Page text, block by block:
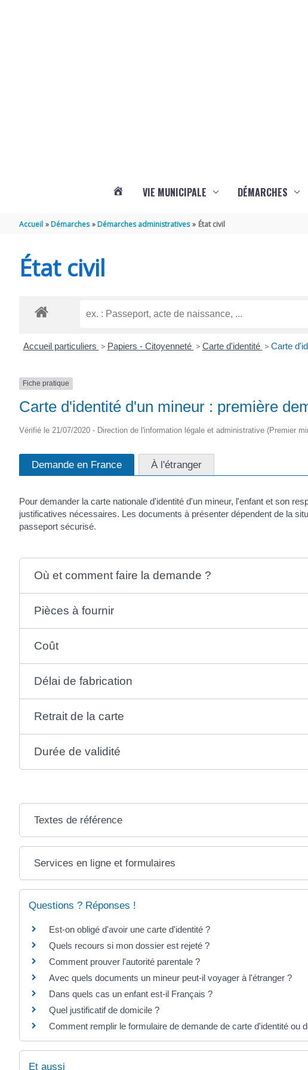
VIE MUNICIPALE DÉMARCHES
Accueil Démarches Démarches administratives État civil
État civil
Accueil particuliers > Papiers - Citoyenneté > Carte d'identité > Carte
Fiche pratique
Carte d'identité d'un mineur : première
Vérifié le 21/07/2020 - Direction de l'information légale et administrative (Premier
Demande en France À l'étranger
Pour demander la carte nationale d'identité d'un mineur, l'enfant et son
justificatives nécessaires. Les documents à présenter dépendent de la
passeport sécurisé.
Où et comment faire la demande ?
Pièces à fournir
Coût
Délai de fabrication
Retrait de la carte
Durée de validité
Textes de référence
Services en ligne et formulaires
Questions ? Réponses !
Est-on obligé d'avoir une carte d'identité ?
Quels recours si mon dossier est rejeté ?
Comment prouver l'autorité parentale ?
Avec quels documents un mineur peut-il voyager à l'étranger ?
Dans quels cas un enfant est-il Français ?
Quel justificatif de domicile ?
Comment remplir le formulaire de demande de carte d'identité ou
Et aussi